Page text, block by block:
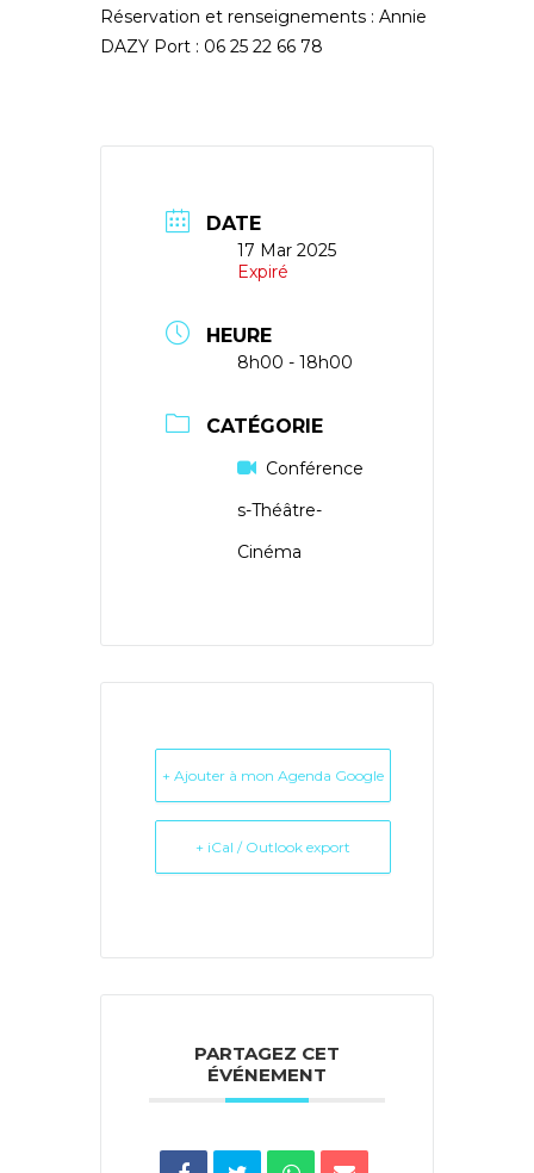
Réservation et renseignements : Annie
DAZY Port : 06 25 22 66 78
DATE
17 Mar 2025
Expiré
HEURE
8h00 - 18h00
CATÉGORIE
Conférence
s-Théâtre-
Cinéma
+ Ajouter à mon Agenda Google
+ iCal / Outlook export
PARTAGEZ CET
ÉVÉNEMENT